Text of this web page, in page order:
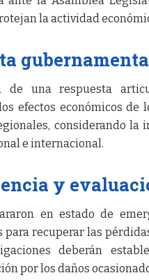
la actividad
de una respuesta
efectos económicos de
considerando la
e internacional.
y
en estado de
para recuperar las
deberán
por los daños